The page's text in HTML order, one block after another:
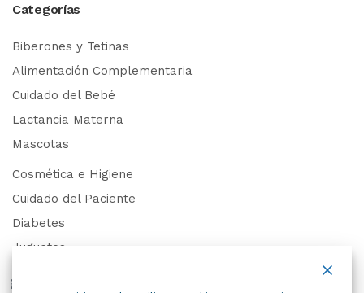
Categorías
Biberones y Tetinas
Alimentación Complementaria
Cuidado del Bebé
Lactancia Materna
Mascotas
Cosmética e Higiene
Cuidado del Paciente
Diabetes
Juguetes